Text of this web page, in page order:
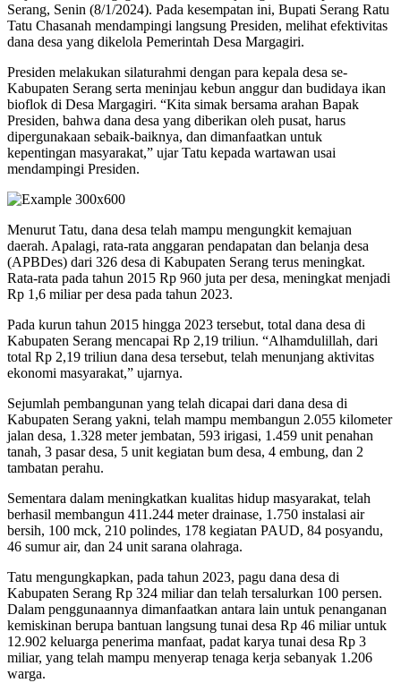
Serang, Senin (8/1/2024). Pada kesempatan ini, Bupati Serang Ratu
Tatu Chasanah mendampingi langsung Presiden, melihat efektivitas
dana desa yang dikelola Pemerintah Desa Margagiri.
Presiden melakukan silaturahmi dengan para kepala desa se-
Kabupaten Serang serta meninjau kebun anggur dan budidaya ikan
bioflok di Desa Margagiri. “Kita simak bersama arahan Bapak
Presiden, bahwa dana desa yang diberikan oleh pusat, harus
dipergunakaan sebaik-baiknya, dan dimanfaatkan untuk
kepentingan masyarakat,” ujar Tatu kepada wartawan usai
mendampingi Presiden.
Menurut Tatu, dana desa telah mampu mengungkit kemajuan
daerah. Apalagi, rata-rata anggaran pendapatan dan belanja desa
(APBDes) dari 326 desa di Kabupaten Serang terus meningkat.
Rata-rata pada tahun 2015 Rp 960 juta per desa, meningkat menjadi
Rp 1,6 miliar per desa pada tahun 2023.
Pada kurun tahun 2015 hingga 2023 tersebut, total dana desa di
Kabupaten Serang mencapai Rp 2,19 triliun. “Alhamdulillah, dari
total Rp 2,19 triliun dana desa tersebut, telah menunjang aktivitas
ekonomi masyarakat,” ujarnya.
Sejumlah pembangunan yang telah dicapai dari dana desa di
Kabupaten Serang yakni, telah mampu membangun 2.055 kilometer
jalan desa, 1.328 meter jembatan, 593 irigasi, 1.459 unit penahan
tanah, 3 pasar desa, 5 unit kegiatan bum desa, 4 embung, dan 2
tambatan perahu.
Sementara dalam meningkatkan kualitas hidup masyarakat, telah
berhasil membangun 411.244 meter drainase, 1.750 instalasi air
bersih, 100 mck, 210 polindes, 178 kegiatan PAUD, 84 posyandu,
46 sumur air, dan 24 unit sarana olahraga.
Tatu mengungkapkan, pada tahun 2023, pagu dana desa di
Kabupaten Serang Rp 324 miliar dan telah tersalurkan 100 persen.
Dalam penggunaannya dimanfaatkan antara lain untuk penanganan
kemiskinan berupa bantuan langsung tunai desa Rp 46 miliar untuk
12.902 keluarga penerima manfaat, padat karya tunai desa Rp 3
miliar, yang telah mampu menyerap tenaga kerja sebanyak 1.206
warga.